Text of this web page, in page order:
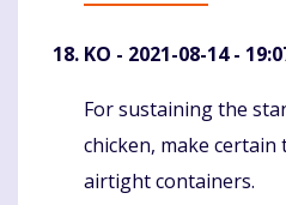
KO - 2021-08-14 -
Komentaras
For sustaining the
chicken, make
airtight containers.